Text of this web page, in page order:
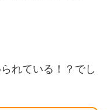
れている！？でし